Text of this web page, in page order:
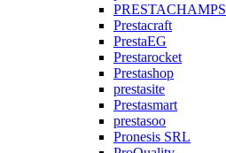
PRESTACHAMPS
Prestacraft
PrestaEG
Prestarocket
Prestashop
prestasite
Prestasmart
prestasoo
Pronesis SRL